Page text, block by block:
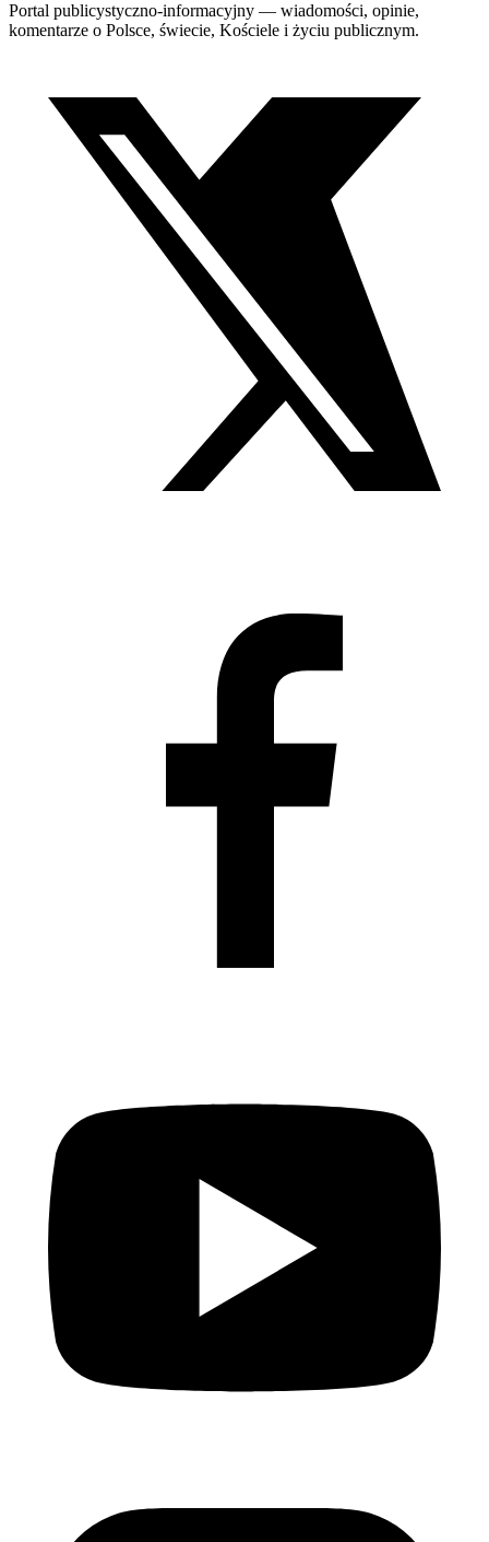
Portal publicystyczno-informacyjny — wiadomości, opinie,
komentarze o Polsce, świecie, Kościele i życiu publicznym.